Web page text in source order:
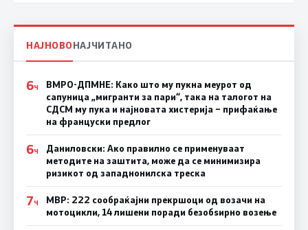
НАЈНОВОНАЈЧИТАНО
6Ч
ВМРО-ДПМНЕ: Како што му пукна меурот од
сапуница „мигранти за пари“, така на талогот на
СДСМ му пука и најновата хистерија – прифаќање
на француски предлог
6Ч
Даниловски: Ако правилно се применуваат
методите на заштита, може да се минимизира
ризикот од западнонилска треска
7Ч
МВР: 222 сообраќајни прекршоци од возачи на
мотоцикли, 14 лишени поради безобѕирно возење